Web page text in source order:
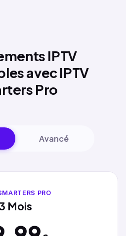
IPTV
avec IPTV
Pro
Avancé
PRO
Mois